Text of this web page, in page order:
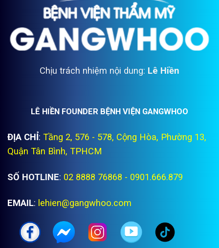
Chịu trách nhiệm nội dung: Lê Hiền
LÊ HIỀN FOUNDER BỆNH VIỆN GANGWHOO
ĐỊA CHỈ: Tầng 2, 576 - 578, Cộng Hòa, Phường 13,
Quận Tân Bình, TPHCM
SỐ HOTLINE: 02 8888 76868 - 0901.666.879
EMAIL: lehien@gangwhoo.com